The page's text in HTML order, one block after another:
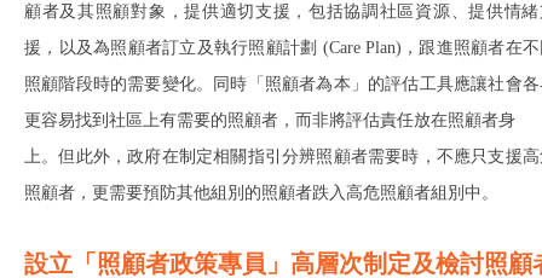
顧者及其照顧對象，提供適切支援，包括協調社區資源、提供情緒
援，以及為照顧者訂立及執行照顧計劃 (Care Plan)，跟進照顧者在
照顧階段時的需要變化。同時「照顧者為本」的評估工具應讓社會
更容易找到社區上有需要的照顧者，而非將評估責任放在照顧者身
上。但此外，政府在制定相關指引分辨照顧者需要時，不應只支援
照顧者，更需要預防其他組別的照顧者跌入高危照顧者組別中。
設立「照顧者政策專員」高層次制定及檢討照顧